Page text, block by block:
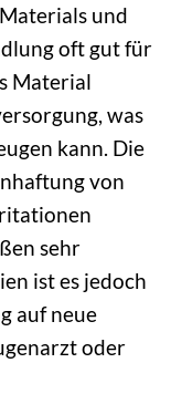
und
oft gut für
Material
was
kann. Die
von
sehr
ist es jedoch
auf neue
oder